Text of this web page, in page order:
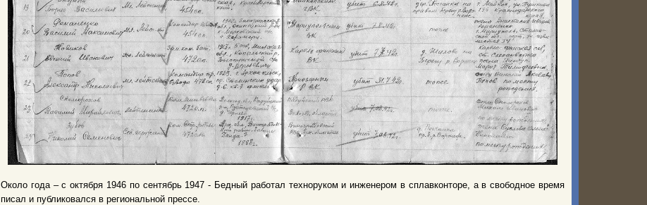
Около года – с октября 1946 по сентябрь 1947 - Бедный работал техноруком и инженером в сплавконторе, а в свободное время
писал и публиковался в региональной прессе.